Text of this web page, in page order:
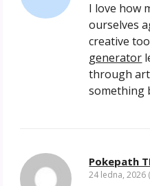
I love how
ourselves
creative
generator
through
something
Pokepath
24 ledna, 2026